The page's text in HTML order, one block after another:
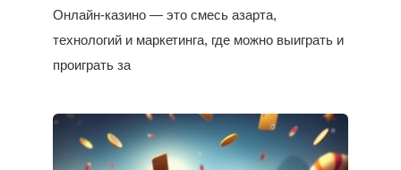
Онлайн-казино — это смесь азарта,
технологий и маркетинга, где можно выиграть и
проиграть за